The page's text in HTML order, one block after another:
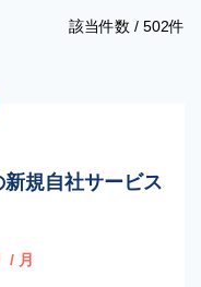
該当件数 / 502件
新規自社サービス
/ 月